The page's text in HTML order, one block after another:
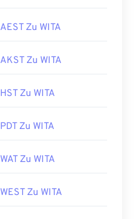
AEST Zu WITA
AKST Zu WITA
HST Zu WITA
PDT Zu WITA
WAT Zu WITA
WEST Zu WITA